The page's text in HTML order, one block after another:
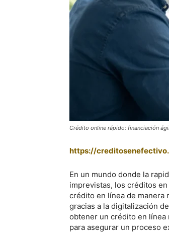
Crédito online rápido: financiación
https://
En un mundo donde la
imprevistas, los créditos
crédito en línea de manera
gracias a la digitalización
obtener un crédito en línea
para asegurar un proceso